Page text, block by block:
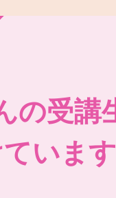
の受講
います